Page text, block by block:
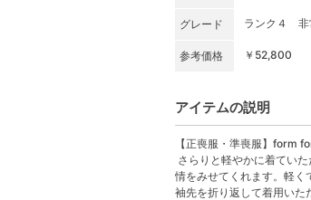
グレード ランク４ 非
参考価格 ￥52,800
アイテムの説明
【正喪服・準喪服】form
さらりと軽やかに着てい
情をみせてくれます。軽く
袖先を折り返して着用いた